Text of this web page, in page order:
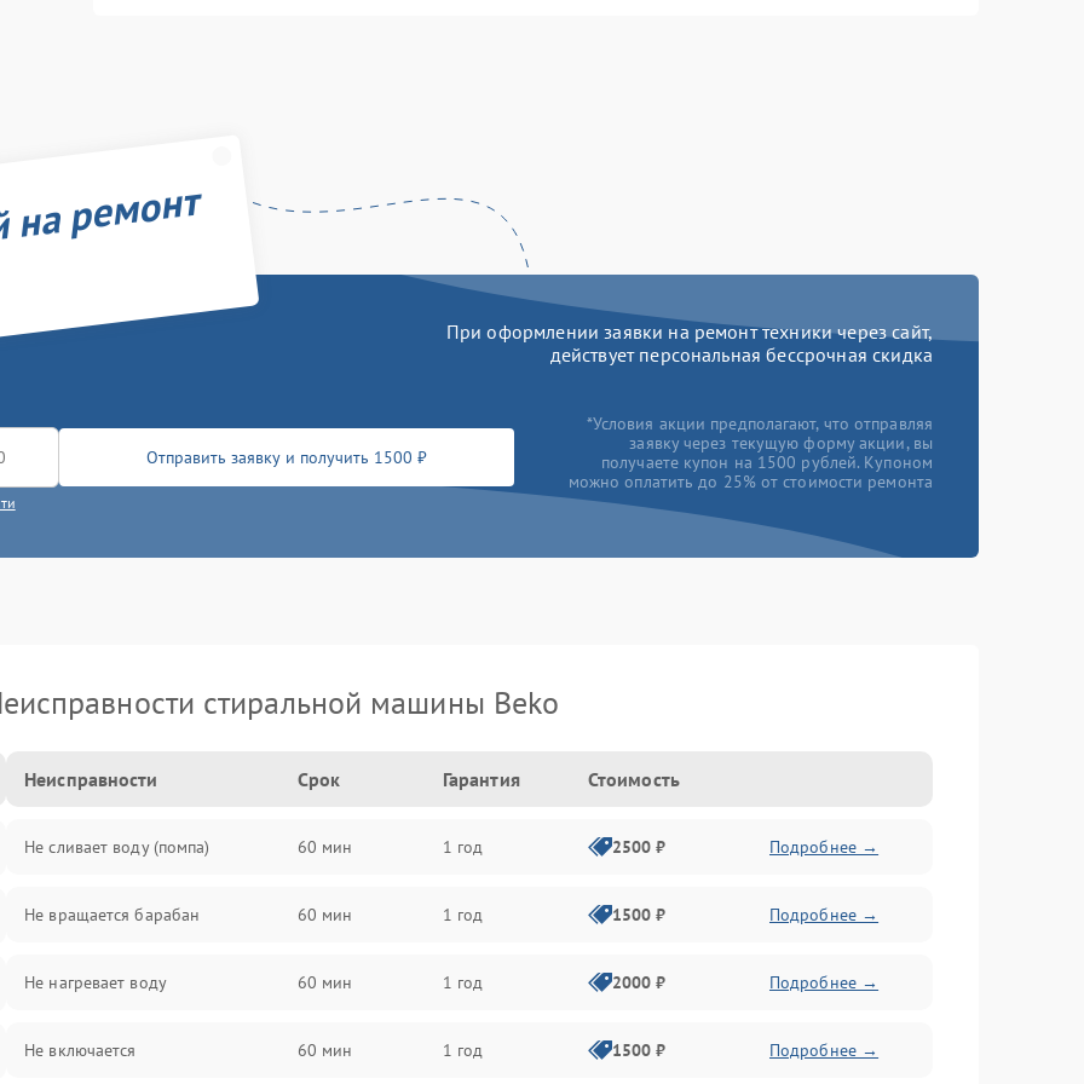
ремонт
При оформлении заявки на ремонт техники через сайт,
действует персональная бессрочная скидка
Отправить заявку и получить 1500 ₽
*Условия акции предполагают, что отправляя
заявку через текущую форму акции, вы
получаете купон на 1500 рублей. Купоном
можно оплатить до 25% от стоимости ремонта
стиральной машины Beko
Неисправности Срок Гарантия Стоимость
Не сливает воду (помпа) 60 мин 1 год 2500 ₽ Подробнее →
Не вращается барабан 60 мин 1 год 1500 ₽ Подробнее →
Не нагревает воду 60 мин 1 год 2000 ₽ Подробнее →
Не включается 60 мин 1 год 1500 ₽ Подробнее →